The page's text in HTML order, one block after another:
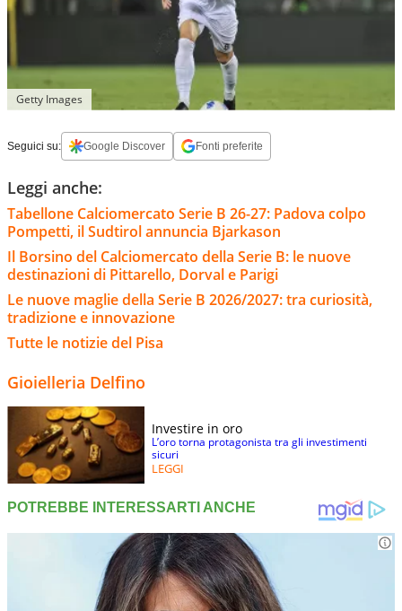
Getty Images
Seguici su: Google Discover Fonti preferite
Leggi anche:
Tabellone Calciomercato Serie B 26-27: Padova colpo
Pompetti, il Sudtirol annuncia Bjarkason
Il Borsino del Calciomercato della Serie B: le nuove
destinazioni di Pittarello, Dorval e Parigi
Le nuove maglie della Serie B 2026/2027: tra curiosità,
tradizione e innovazione
Tutte le notizie del Pisa
Gioielleria Delfino
Investire in oro
L’oro torna protagonista tra gli investimenti
sicuri
LEGGI